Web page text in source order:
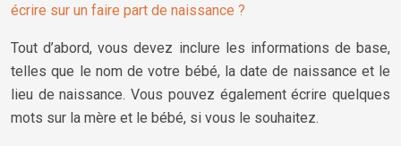
écrire sur un faire part de naissance ?
Tout d’abord, vous devez inclure les informations de base,
telles que le nom de votre bébé, la date de naissance et le
lieu de naissance. Vous pouvez également écrire quelques
mots sur la mère et le bébé, si vous le souhaitez.